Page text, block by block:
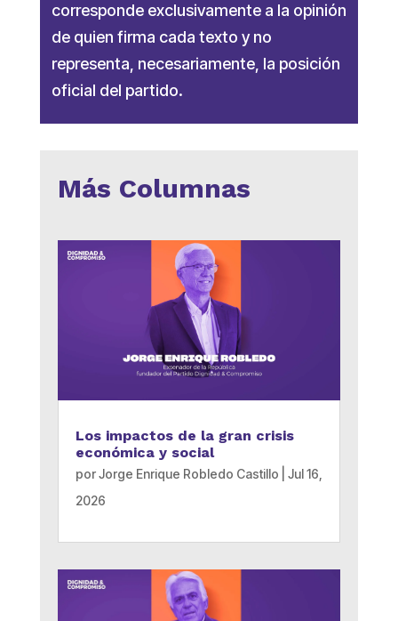
corresponde exclusivamente a la opinión
de quien firma cada texto y no
representa, necesariamente, la posición
oficial del partido.
Más Columnas
Los impactos de la gran crisis
económica y social
porJorge Enrique Robledo Castillo
Jul 16,
2026